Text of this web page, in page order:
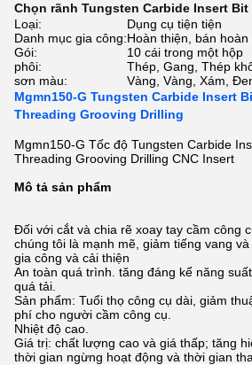
Chọn rãnh Tungsten Carbide Insert Bit
Loại:
Dụng cụ tiện tiện
Danh mục gia công:Hoàn thiện, bán
Gói:
10 cái trong một hộp
phôi:
Thép, Gang, Thép
sơn màu:
Vàng, Vàng, Xám,
Mgmn150-G Tungsten Carbide Insert
Threading Grooving Drilling
Mgmn150-G Tốc độ Tungsten Carbide
Threading Grooving Drilling CNC Insert
Mô tả sản phẩm
Đối với cắt và chia rẽ xoay tay cầm công
chúng tôi là mạnh mẽ, giảm tiếng vang
gia công và cải thiện
An toàn quá trình. tăng đáng kể năng
quá tải.
Sản phẩm: Tuổi thọ công cụ dài, giảm
phí cho người cầm công cụ.
Nhiệt độ cao.
Giá trị: chất lượng cao và giá thấp; tăng
thời gian ngừng hoạt động và thời gian